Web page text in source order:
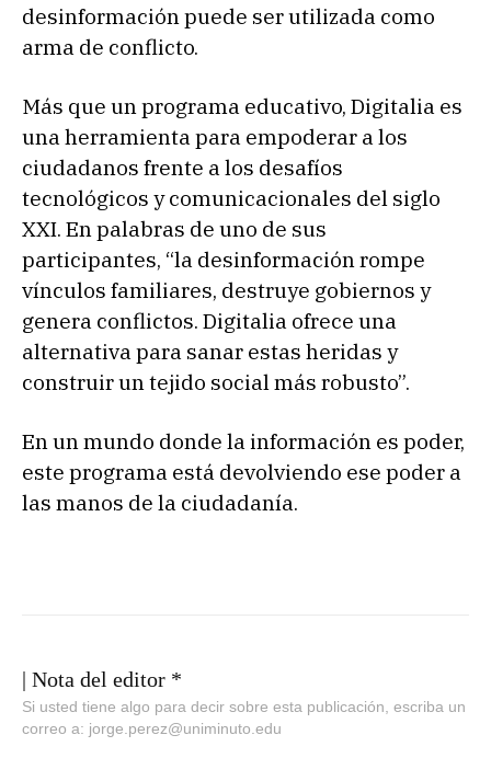
desinformación puede ser utilizada como
arma de conflicto.
Más que un programa educativo, Digitalia es
una herramienta para empoderar a los
ciudadanos frente a los desafíos
tecnológicos y comunicacionales del siglo
XXI. En palabras de uno de sus
participantes, “la desinformación rompe
vínculos familiares, destruye gobiernos y
genera conflictos. Digitalia ofrece una
alternativa para sanar estas heridas y
construir un tejido social más robusto”.
En un mundo donde la información es poder,
este programa está devolviendo ese poder a
las manos de la ciudadanía.
| Nota del editor *
Si usted tiene algo para decir sobre esta publicación, escriba un
correo a: jorge.perez@uniminuto.edu